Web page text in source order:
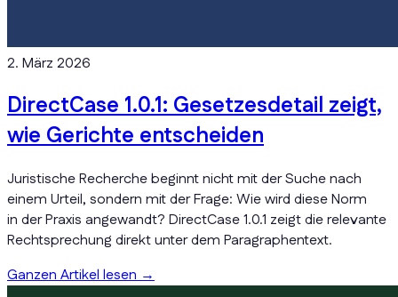
2. März 2026
DirectCase 1.0.1: Gesetzesdetail zeigt,
wie Gerichte entscheiden
Juristische Recherche beginnt nicht mit der Suche nach
einem Urteil, sondern mit der Frage: Wie wird diese Norm
in der Praxis angewandt? DirectCase 1.0.1 zeigt die relevante
Rechtsprechung direkt unter dem Paragraphentext.
Ganzen Artikel lesen→